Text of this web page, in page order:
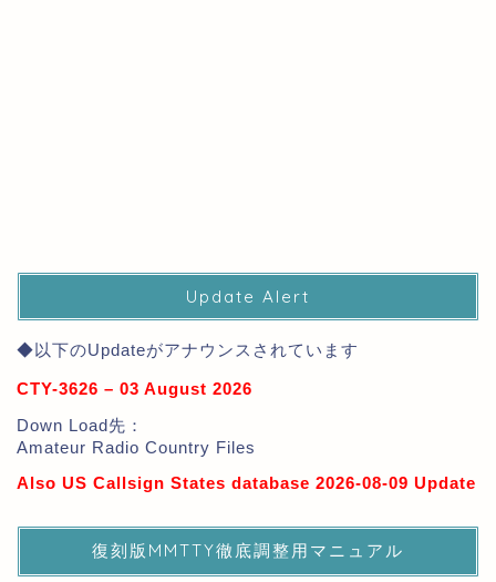
Update Alert
◆以下のUpdateがアナウンスされています
CTY-3626 – 03 August 2026
Down Load先：
Amateur Radio Country Files
Also US Callsign States database 2026-08-09 Update
復刻版MMTTY徹底調整用マニュアル